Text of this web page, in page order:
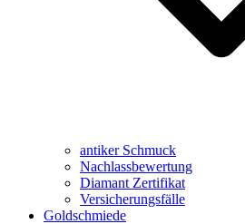
antiker Schmuck
Nachlassbewertung
Diamant Zertifikat
Versicherungsfälle
Goldschmiede